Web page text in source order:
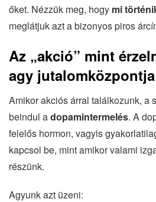
őket. Nézzük meg, hogy mi
meglátjuk azt a bizonyos piros
Az „akció” mint
agy
Amikor akciós árral találkozunk, a
beindul adopamintermelés. A
felelős hormon, vagyis
kapcsol be, mint amikor valami
részünk.
Agyunk azt üzeni: